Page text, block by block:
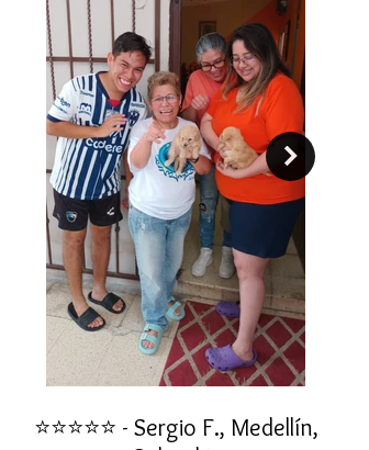
⭐⭐⭐⭐⭐ - Sergio F., Medellín,